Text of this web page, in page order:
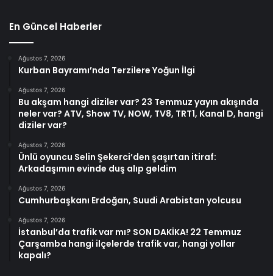
En Güncel Haberler
Ağustos 7, 2026
Kurban Bayramı’nda Terzilere Yoğun İlgi
Ağustos 7, 2026
Bu akşam hangi diziler var? 23 Temmuz yayın akışında
neler var? ATV, Show TV, NOW, TV8, TRT1, Kanal D, hangi
diziler var?
Ağustos 7, 2026
Ünlü oyuncu Selin Şekerci’den şaşırtan itiraf:
Arkadaşımın evinde duş alıp geldim
Ağustos 7, 2026
Cumhurbaşkanı Erdoğan, Suudi Arabistan yolcusu
Ağustos 7, 2026
İstanbul’da trafik var mı? SON DAKİKA! 22 Temmuz
Çarşamba hangi ilçelerde trafik var, hangi yollar
kapalı?